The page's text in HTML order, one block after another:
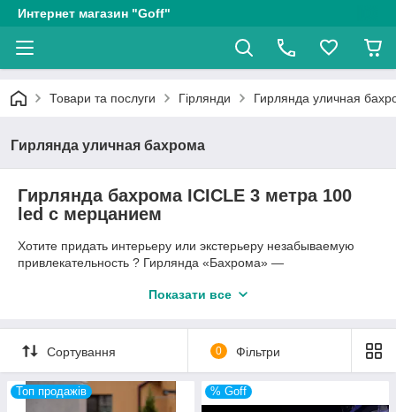
Интернет магазин "Goff"
Товари та послуги Гірлянди Гирлянда уличная
Гирлянда уличная бахрома
Гирлянда бахрома ICICLE 3 метра 100
led с мерцанием
Хотите придать интерьеру или экстерьеру незабываемую
привлекательность ? Гирлянда «Бахрома» —
красочного оформления для вашего дома, магазина,
другому празднику!
Новый год уже близится. А что создаст праздничное
настроение? Конечно же улыбки близких и друзей и
правильное декоративное освещение! С этим поможем мы.
Подберем по вашему желанию уличное и интерьерного
Показати все
Сортування 0 Фільтри
Топ продажів % Goff